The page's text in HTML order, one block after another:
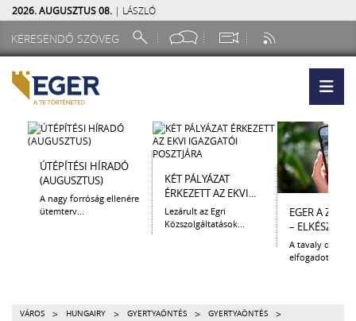
2026. AUGUSZTUS 08. | LÁSZLÓ
ÚTÉPÍTÉSI HÍRADÓ
(AUGUSZTUS)
A nagy forróság ellenére
ütemterv...
KÉT PÁLYÁZAT
ÉRKEZETT AZ EKVI...
Lezárult az Egri
Közszolgáltatások...
EGER A
– ELKÉSZÜLT
A tavaly
elfogadott
VÁROS > HUNGAIRY > GYERTYAÖNTÉS > GYERTYAÖNTÉS >